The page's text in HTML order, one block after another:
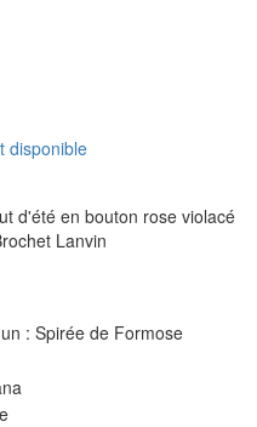
disponible
d'été en bouton rose violacé
Lanvin
: Spirée de Formose